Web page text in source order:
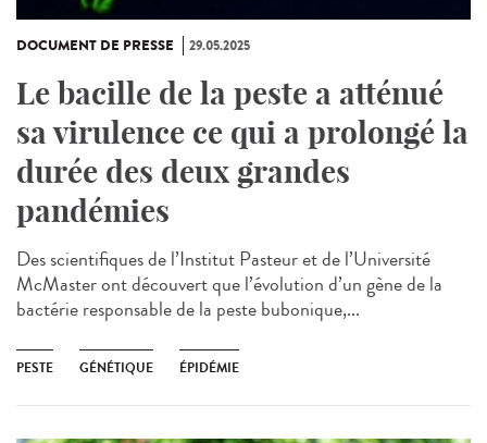
DOCUMENT DE PRESSE 29.05.2025
Le bacille de la peste a atténué
sa virulence ce qui a prolongé la
durée des deux grandes
pandémies
Des scientifiques de l’Institut Pasteur et de l’Université
McMaster ont découvert que l’évolution d’un gène de la
bactérie responsable de la peste bubonique,...
PESTE GÉNÉTIQUE ÉPIDÉMIE